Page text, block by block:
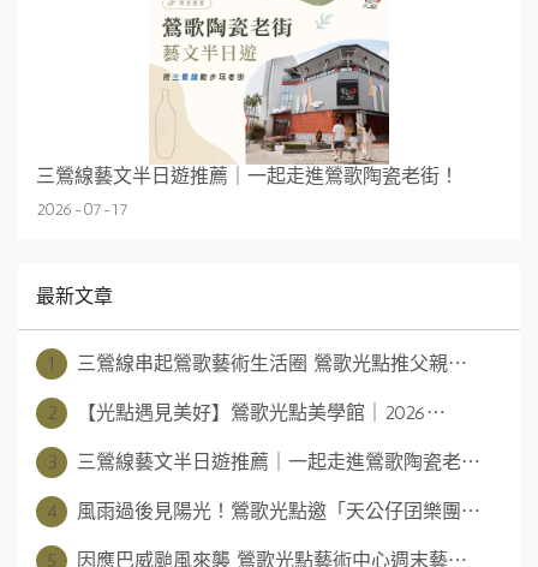
三鶯線藝文半日遊推薦｜一起走進鶯歌陶瓷老街！
2026-07-17
最新文章
1 三鶯線串起鶯歌藝術生活圈 鶯歌光點推父親⋯
2 【光點遇見美好】鶯歌光點美學館｜2026⋯
3 三鶯線藝文半日遊推薦｜一起走進鶯歌陶瓷老⋯
4 風雨過後見陽光！鶯歌光點邀「天公仔囝樂團⋯
5 因應巴威颱風來襲 鶯歌光點藝術中心週末藝⋯